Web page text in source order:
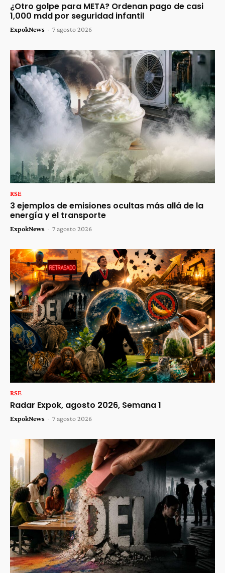
¿Otro golpe para META? Ordenan pago de casi
1,000 mdd por seguridad infantil
ExpokNews - 7 agosto 2026
RSE
3 ejemplos de emisiones ocultas más allá de la
energía y el transporte
ExpokNews - 7 agosto 2026
RSE
Radar Expok, agosto 2026, Semana 1
ExpokNews - 7 agosto 2026